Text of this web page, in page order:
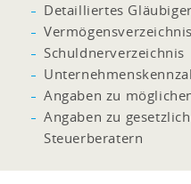
Detailliertes
Vermögensverzeichnis
Schuldnerverzeichnis
Angaben zu
Angaben zu
Steuerberatern